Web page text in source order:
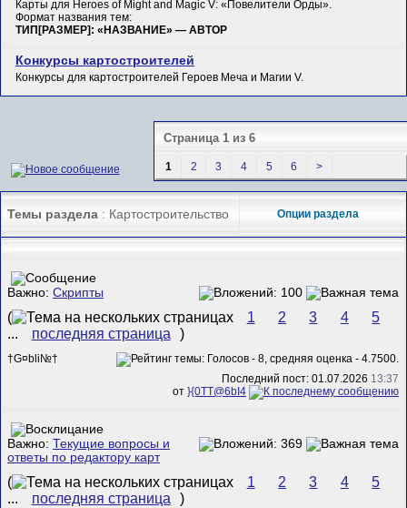
Карты для Heroes of Might and Magic V: «Повелители Орды».
Формат названия тем:
ТИП[РАЗМЕР]: «НАЗВАНИЕ» — АВТОР
Конкурсы картостроителей
Конкурсы для картостроителей Героев Меча и Магии V.
Страница 1 из 6
1 2 3 4 5 6 >
Темы раздела : Картостроительство Опции раздела
Важно: Скрипты
( 1 2 3 4
5
...
последняя страница )
†G¤bli№†
Последний пост: 01.07.2026 13:37
от }{0TT@6bI4
Важно: Текущие вопросы и
ответы по редактору карт
( 1 2 3 4
5
...
последняя страница )